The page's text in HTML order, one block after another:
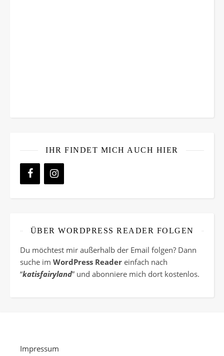
IHR FINDET MICH AUCH HIER
ÜBER WORDPRESS READER FOLGEN
Du möchtest mir außerhalb der Email folgen? Dann
suche im WordPress Reader einfach nach
“katisfairyland” und abonniere mich dort kostenlos.
Impressum